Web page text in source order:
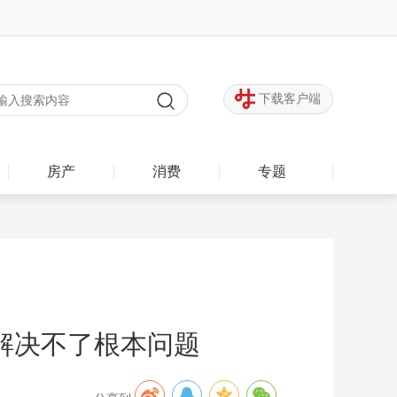
下载客户端
房产 消费 专题
决不了根本问题